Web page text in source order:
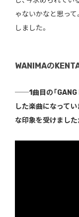
ゃないかなと思っ
しました。
WANIMAの
──1曲目の「GANG
した楽曲になって
な印象を受けました